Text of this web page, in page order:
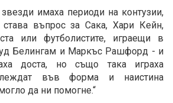
имаха периоди на контузии,
въпрос за Сака, Хари Кейн,
или футболистите, играещи в
Белингам и Маркъс Рашфорд - и
доста, но също така играха
във форма и наистина
да ни помогне.“